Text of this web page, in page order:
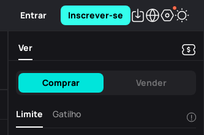
Entrar Inscrever-se
Ver
Comprar Vender
Limite Gatilho !